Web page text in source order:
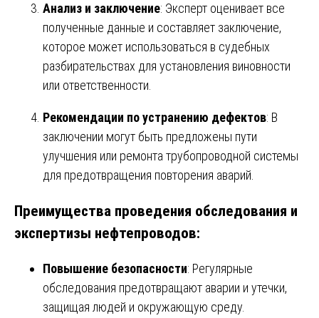
Анализ и заключение: Эксперт оценивает все
полученные данные и составляет заключение,
которое может использоваться в судебных
разбирательствах для установления виновности
или ответственности.
Рекомендации по устранению дефектов: В
заключении могут быть предложены пути
улучшения или ремонта трубопроводной системы
для предотвращения повторения аварий.
Преимущества проведения обследования и
экспертизы нефтепроводов:
Повышение безопасности: Регулярные
обследования предотвращают аварии и утечки,
защищая людей и окружающую среду.